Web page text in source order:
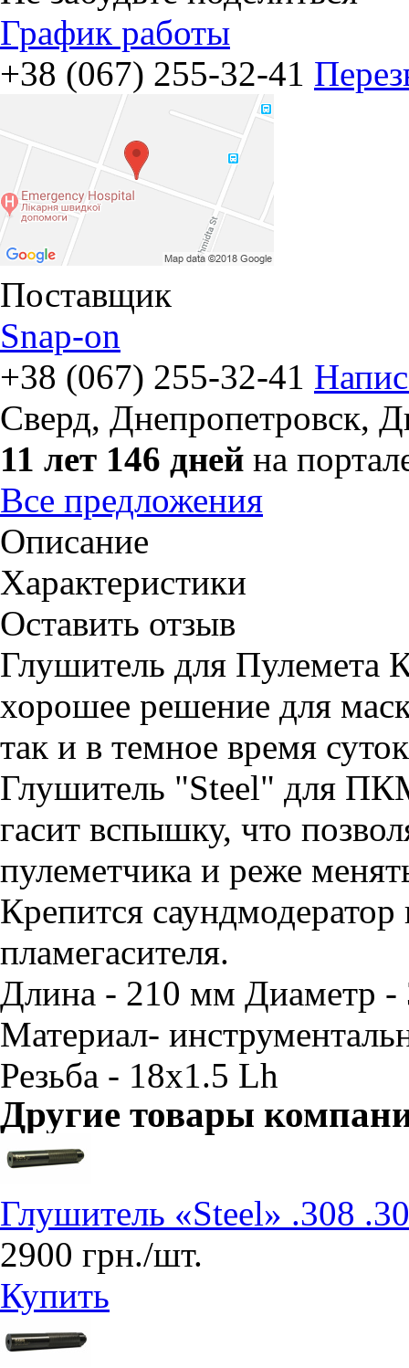
График работы
+38 (067) 255-32-41
Поставщик
Snap-on
+38 (067) 255-32-41
Сверд, Днепропетровск,
11 лет 146 дней на
Все предложения
Описание
Характеристики
Оставить отзыв
Глушитель для
хорошее решение для
так и в темное время
Глушитель "Steel" для
гасит вспышку, что
пулеметчика и реже
Крепится
пламегасителя.
Длина - 210 мм Диаметр
Материал-
Резьба - 18х1.5 Lh
Другие товары
Глушитель «Steel» .308
2900 грн./шт.
Купить